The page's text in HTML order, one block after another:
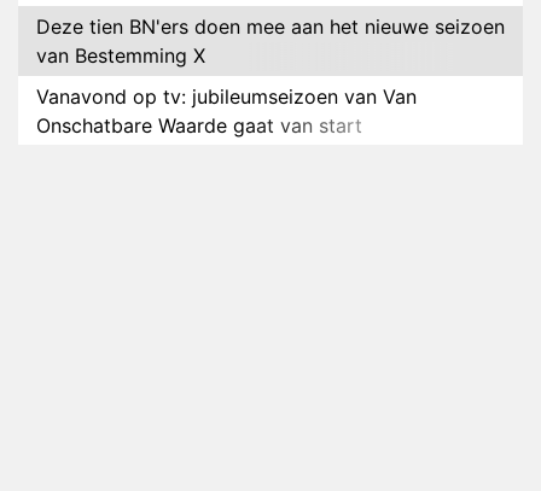
Deze tien BN'ers doen mee aan het nieuwe seizoen
van Bestemming X
Vanavond op tv: jubileumseizoen van Van
Onschatbare Waarde gaat van start